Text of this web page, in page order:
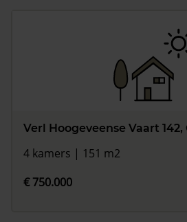
Verl Hoogeveense Vaart 142,
4 kamers | 151 m2
€ 750.000